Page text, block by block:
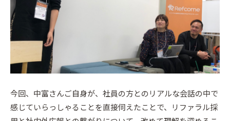
今回、中富さんご自身が、社員の方とのリアルな会話の中で
感じていらっしゃることを直接伺えたことで、リファラル採